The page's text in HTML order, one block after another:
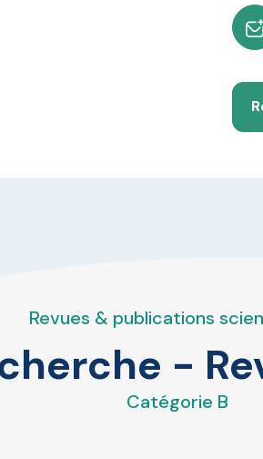
Revues & publications
-
Catégorie B